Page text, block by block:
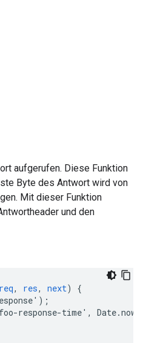
aufgerufen. Diese Funktion
Byte des Antwort wird von
Mit dieser Funktion
und den
req, res, next)
{
;
response-time',